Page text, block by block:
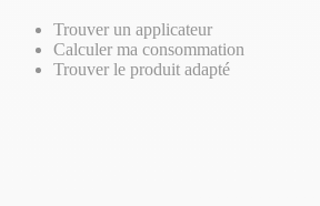
Trouver un applicateur
Calculer ma consommation
Trouver le produit adapté